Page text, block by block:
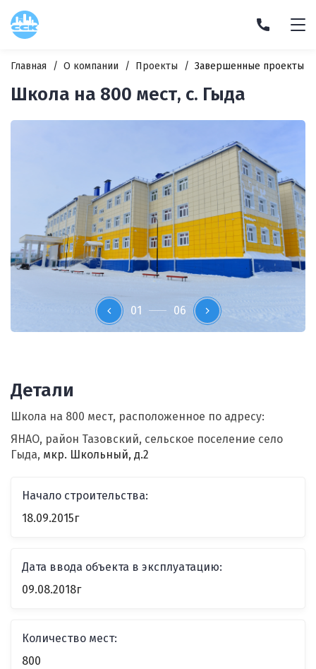
Главная О компании Проекты Завершенные проекты
Школа на 800 мест, с. Гыда
01 06
Детали
Школа на 800 мест, расположенное по адресу:
ЯНАО, район Тазовский, сельское поселение село
Гыда, мкр. Школьный, д.2
Начало строительства:
18.09.2015г
Дата ввода объекта в эксплуатацию:
09.08.2018г
Количество мест:
800